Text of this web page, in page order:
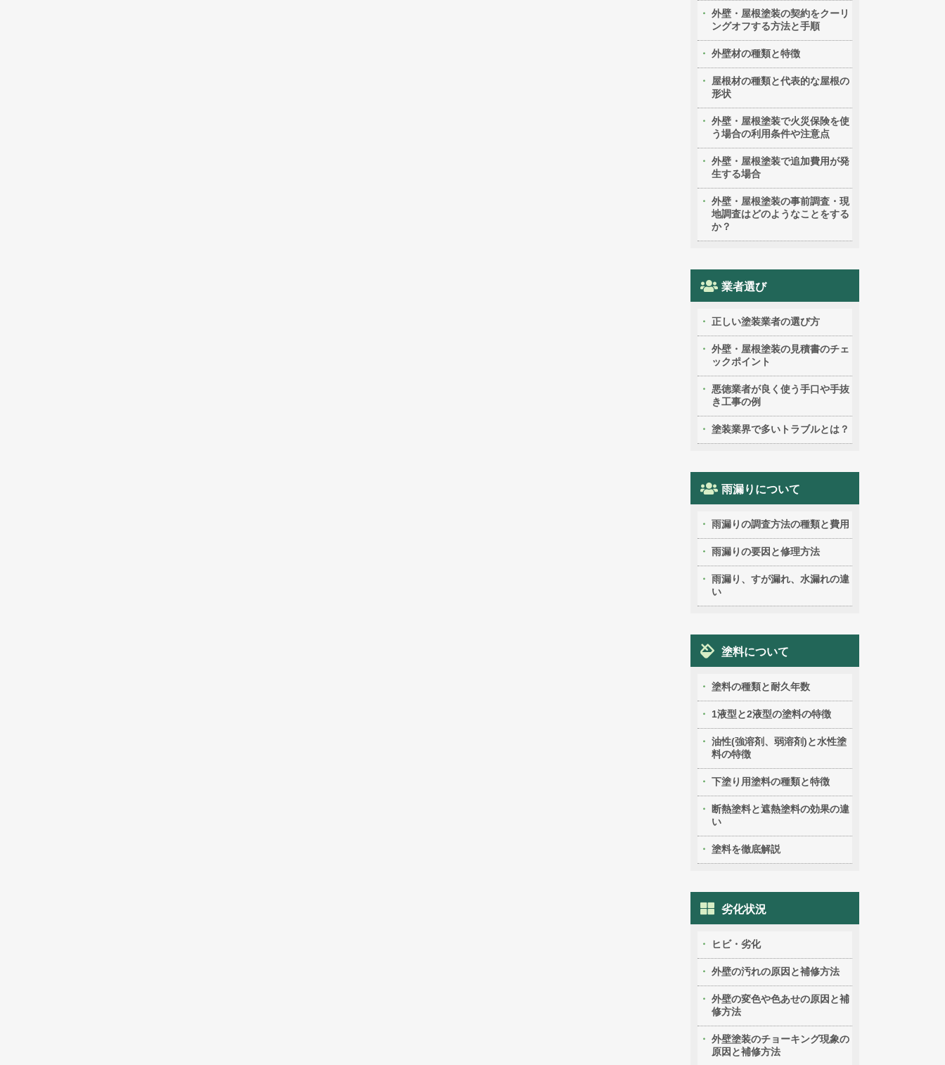
外壁・屋根塗装の契約をクーリ
ングオフする方法と手順
外壁材の種類と特徴
屋根材の種類と代表的な屋根の
形状
外壁・屋根塗装で火災保険を使
う場合の利用条件や注意点
外壁・屋根塗装で追加費用が発
生する場合
外壁・屋根塗装の事前調査・現
地調査はどのようなことをする
か？
業者選び
正しい塗装業者の選び方
外壁・屋根塗装の見積書のチェ
ックポイント
悪徳業者が良く使う手口や手抜
き工事の例
塗装業界で多いトラブルとは？
雨漏りについて
雨漏りの調査方法の種類と費用
雨漏りの要因と修理方法
雨漏り、すが漏れ、水漏れの違
い
塗料について
塗料の種類と耐久年数
1液型と2液型の塗料の特徴
油性(強溶剤、弱溶剤)と水性塗
料の特徴
下塗り用塗料の種類と特徴
断熱塗料と遮熱塗料の効果の違
い
塗料を徹底解説
劣化状況
ヒビ・劣化
外壁の汚れの原因と補修方法
外壁の変色や色あせの原因と補
修方法
外壁塗装のチョーキング現象の
原因と補修方法